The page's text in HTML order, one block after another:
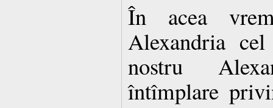
În acea
Alexandria
nostru
întîmplare